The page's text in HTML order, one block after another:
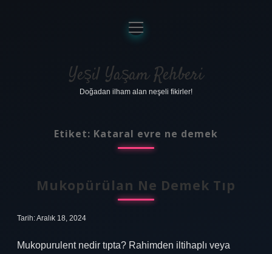
Anasayfa
Gizlilik Politikası
Yasal Uyarı
menüyü
aç
Yeşil Yaşam Rehberi
Doğadan ilham alan neşeli fikirler!
Etiket: Kataral evre ne demek
Mukopürülan Ne Demek Tıp
Tarih: Aralık 18, 2024
Mukopurulent nedir tıpta? Rahimden iltihaplı veya